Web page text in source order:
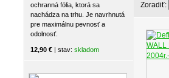
ochranná fólia, ktorá sa
nachádza na trhu. Je navrhnutá
pre maximálnu pevnosť a
odolnosť.
12,90 € | stav: skladom
Zoradiť: